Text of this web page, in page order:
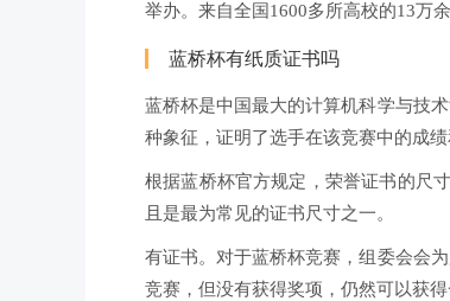
举办。来自全国1600多所高校的13万
蓝桥杯有纸质证书吗
蓝桥杯是中国最大的计算机科学与技
种象征，证明了选手在该竞赛中的成绩
根据蓝桥杯官方规定，荣誉证书的尺
且是最为常见的证书尺寸之一。
有证书。对于蓝桥杯竞赛，组委会会
竞赛，但没有获得奖项，仍然可以获